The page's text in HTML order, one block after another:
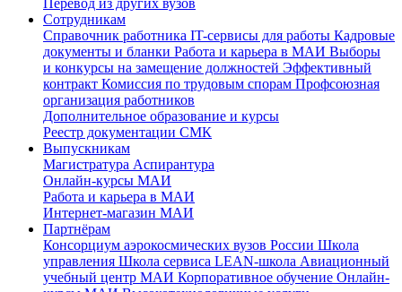
Перевод из других вузов
Сотрудникам
Cправочник работника IT-сервисы для работы Кадровые
документы и бланки Работа и карьера в МАИ Выборы
и конкурсы на замещение должностей Эффективный
контракт Комиссия по трудовым спорам Профсоюзная
организация работников
Дополнительное образование и курсы
Реестр документации СМК
Выпускникам
Магистратура Аспирантура
Онлайн-курсы МАИ
Работа и карьера в МАИ
Интернет-магазин МАИ
Партнёрам
Консорциум аэрокосмических вузов России Школа
управления Школа сервиса LEAN-школа Авиационный
учебный центр МАИ Корпоративное обучение Онлайн-